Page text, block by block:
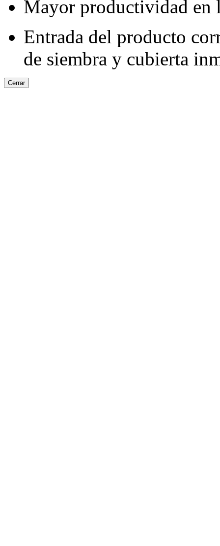
Mayor productividad en
Entrada del producto
de siembra y cubierta
Cerrar